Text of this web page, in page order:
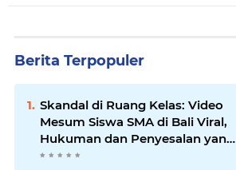
Berita Terpopuler
Skandal di Ruang Kelas: Video
Mesum Siswa SMA di Bali Viral,
Hukuman dan Penyesalan yang
Mengikuti